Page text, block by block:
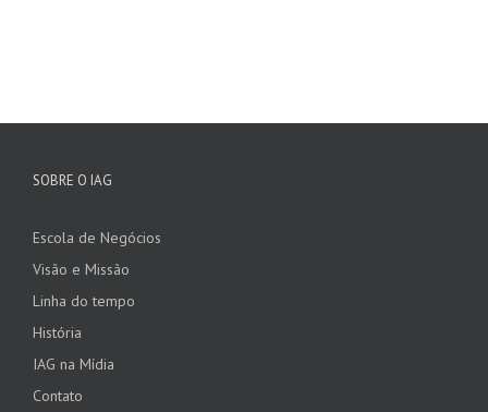
SOBRE O IAG
Escola de Negócios
Visão e Missão
Linha do tempo
História
IAG na Mídia
Contato